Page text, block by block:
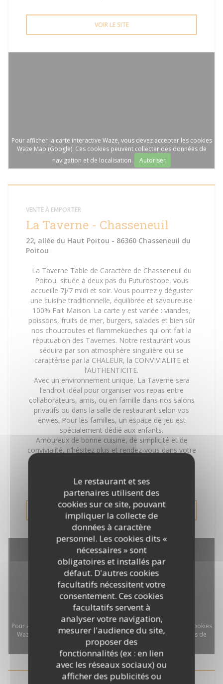
Le restaurant et ses
partenaires utilisent des
cookies sur ce site, pouvant
impliquer la collecte de
données à caractère
personnel. Les cookies dits «
nécessaires » sont
obligatoires et installés par
défaut. D'autres cookies
facultatifs nécessitent votre
consentement. Ces cookies
facultatifs servent à
analyser votre navigation,
mesurer l'audience du site,
proposer des
fonctionnalités (ex : en lien
avec les réseaux sociaux) ou
afficher des publicités ou
VOIR LE SITE
Pour afficher la carte interactive Waze, vous devez accepter les cookies
Waze Map (Google). Ces cookies peuvent collecter des données de
navigation et de localisation.
Autoriser
VENTE À EMPORTER
La Taverne - Chasseneuil
22, allée du Haut Poitou - 86360 Chasseneuil du
Poitou
La Taverne Table de Caractère de Chasseneuil du
Poitou, située à deux pas du Futuroscope, vous
accueille 7J/7 midi et soir. Vous pourrez y déguster
une cuisine traditionnelle, équilibrée et savoureuse
100% Fait Maison. La carte y est variée : viandes,
poissons, fruits de mer, burgers, salades et bien sûr
nos choucroutes et flammeküeches qui ont fait la
réputuation des Tavernes. Notre restaurant vous
séduira par son atmosphère singulière qui se
caractérise par la CHALEUR, la CONVIVIALITE et
l’AUTHENTICITE.
Avec un environnement unique, La Taverne sera
l’endroit idéal pour organiser vos repas entre
collaborateurs, amis, ou en famille dans nos salons
privatifs ou dans la salle de restaurant selon vos
envies. Pour les familles, un espace de jeu est
spécialement dédié aux enfants.
Amoureux de bonne cuisine, de simplicité et de
convivialité, n’hésitez plus et rendez-vous dans votre
nous nous ferons un plaisir de vous accueillir.
VOIR LE SITE
Pour afficher la carte interactive Waze, vous devez accepter les cookies
Waze Map (Google). Ces cookies peuvent collecter des données de
navigation et de localisation.